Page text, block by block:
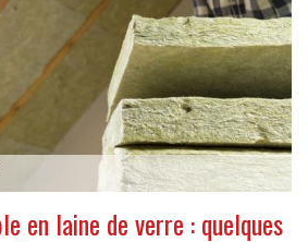
en laine de verre : quelques